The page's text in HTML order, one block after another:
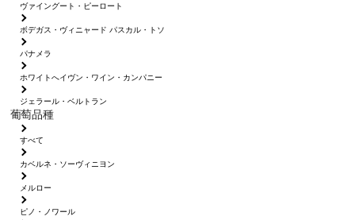
ヴァイングート・ピーロート
ボデガス・ヴィニャード パスカル・トソ
パナメラ
ホワイトへイヴン・ワイン・カンパニー
ジェラール・ベルトラン
葡萄品種
すべて
カベルネ・ソーヴィニヨン
メルロー
ピノ・ノワール